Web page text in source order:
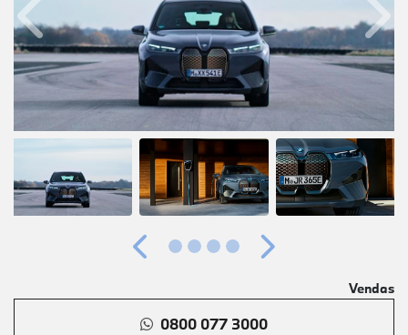
Anterior
Anterior Próximo
Vendas
0800 077 3000